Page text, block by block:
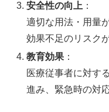
安全性の向上 ：
適切な用法・用量
効果不足のリスク
教育効果 ：
医療従事者に対す
進み、緊急時の対